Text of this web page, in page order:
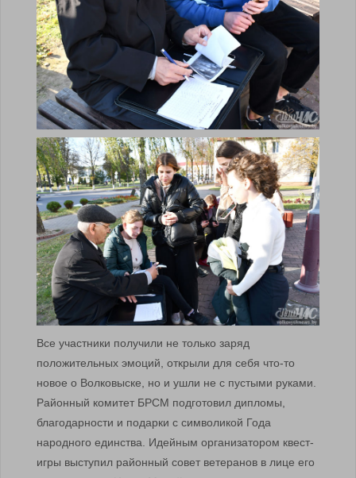
Все участники получили не только заряд
положительных эмоций, открыли для себя что-то
новое о Волковыске, но и ушли не с пустыми руками.
Районный комитет БРСМ подготовил дипломы,
благодарности и подарки с символикой Года
народного единства. Идейным организатором квест-
игры выступил районный совет ветеранов в лице его